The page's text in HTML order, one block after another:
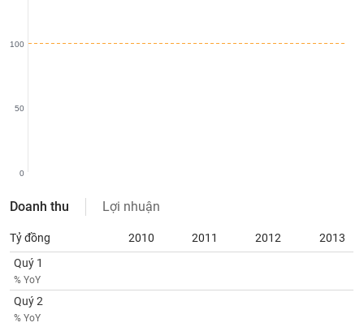
0
50
100
Doanh thu Lợi nhuận
Tỷ đồng 2010 2011 2012
2013
Quý 1
% YoY
Quý 2
% YoY
(-)
tạo
Sách